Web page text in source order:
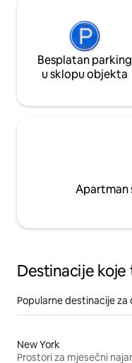
Besplatan parking
u sklopu objekta
Apartman
Destinacije
Popularne destinacije za
New York
Prostori za mjesečni